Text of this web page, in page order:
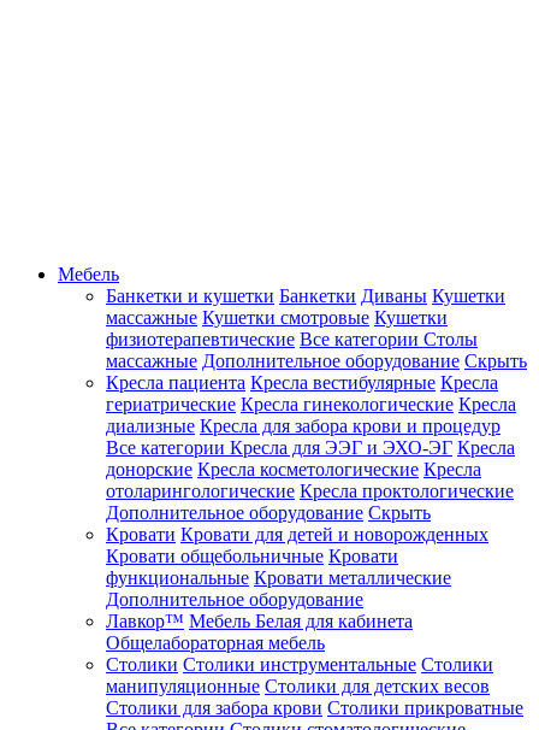
Мебель
Банкетки и кушетки Банкетки Диваны Кушетки
массажные Кушетки смотровые Кушетки
физиотерапевтические Все категории Столы
массажные Дополнительное оборудование Скрыть
Кресла пациента Кресла вестибулярные Кресла
гериатрические Кресла гинекологические Кресла
диализные Кресла для забора крови и процедур
Все категории Кресла для ЭЭГ и ЭХО-ЭГ Кресла
донорские Кресла косметологические Кресла
отоларингологические Кресла проктологические
Дополнительное оборудование Скрыть
Кровати Кровати для детей и новорожденных
Кровати общебольничные Кровати
функциональные Кровати металлические
Дополнительное оборудование
Лавкор™ Мебель Белая для кабинета
Общелабораторная мебель
Столики Столики инструментальные Столики
манипуляционные Столики для детских весов
Столики для забора крови Столики прикроватные